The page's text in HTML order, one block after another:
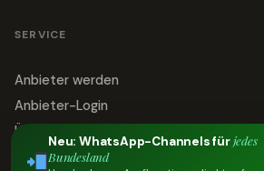
SERVICE
Anbieter werden
Anbieter-Login
Über uns
Impressum
Neu: WhatsApp-Channels fürjedes
Bundesland